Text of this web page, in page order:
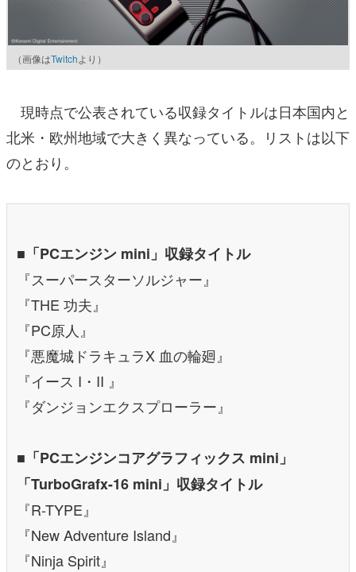
（画像はTwitchより）
現時点で公表されている収録タイトルは日本国内と
北米・欧州地域で大きく異なっている。リストは以下
のとおり。
■「PCエンジン mini」収録タイトル
『スーパースターソルジャー』
『THE 功夫』
『PC原人』
『悪魔城ドラキュラX 血の輪廻』
『イース I・II 』
『ダンジョンエクスプローラー』
■「PCエンジンコアグラフィックス mini」
「TurboGrafx-16 mini」収録タイトル
『R-TYPE』
『New Adventure Island』
『Ninja Spirit』